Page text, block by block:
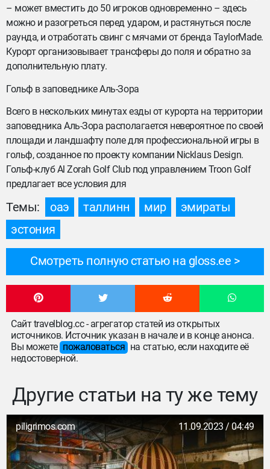
– может вместить до 50 игроков одновременно – здесь
можно и разогреться перед ударом, и растянуться после
раунда, и отработать свинг с мячами от бренда TaylorMade.
Курорт организовывает трансферы до поля и обратно за
дополнительную плату.
Гольф в заповеднике Аль-Зора
Всего в нескольких минутах езды от курорта на территории
заповедника Аль-Зора располагается невероятное по своей
площади и ландшафту поле для профессиональной игры в
гольф, созданное по проекту компании Nicklaus Design.
Гольф-клуб Al Zorah Golf Club под управлением Troon Golf
предлагает все условия для
Темы: оаэ таллинн мир
эмираты
эстония
Смотреть полную статью на gloss.ee
Сайт travelblog.cc - агрегатор статей из открытых
источников. Источник указан в начале и в конце анонса.
Вы можете пожаловаться на статью, если находите её
недостоверной.
Другие статьи на ту же тему
piligrimos.com 11.09.2023 / 04:49